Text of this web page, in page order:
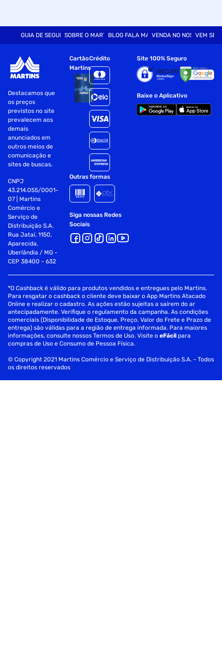
GUIA DE SEGURANÇASOBRE O MARTINSBLOG FALA MARTVENDA NO NOSSO SITE
VEM SER
Destacamos que
os preços
previstos no site
prevalecem aos
demais
anunciados em
outros meios de
comunicação e
sites de buscas.
CNPJ
43.214.055/0001-
07 | Martins
Comércio e
Serviço de
Distribuição S.A.
Rua Jataí, 1150,
Aparecida,
Uberlândia / MG -
CEP 38400 - 632
Cartão
Martins
Crédito
Outras formas
Siga nossas Redes
Sociais
Site 100% Seguro
Baixe o Aplicativo
*O Cashback é válido para produtos vendidos e entregues pelo Martins.
Para resgatar o cashback o cliente deve baixar o App Martins Atacado
Online e realizar o cadastro. As ações estão sujeitas a saírem do ar
antecipadamente. Verifique o regulamento da campanha. As condições
comerciais (Disponibilidade de Estoque, Preço, Valor do Frete e Prazo de
entrega) são válidas para a região de entrega informada. Para maiores
informações, consulte nossos Termos de Uso. Visite oeFácil para
compras de Uso e Consumo de Pessoa Física.
© Copyright 2021 Martins Comércio e Serviço de Distribuição S.A. - Todos
os direitos reservados